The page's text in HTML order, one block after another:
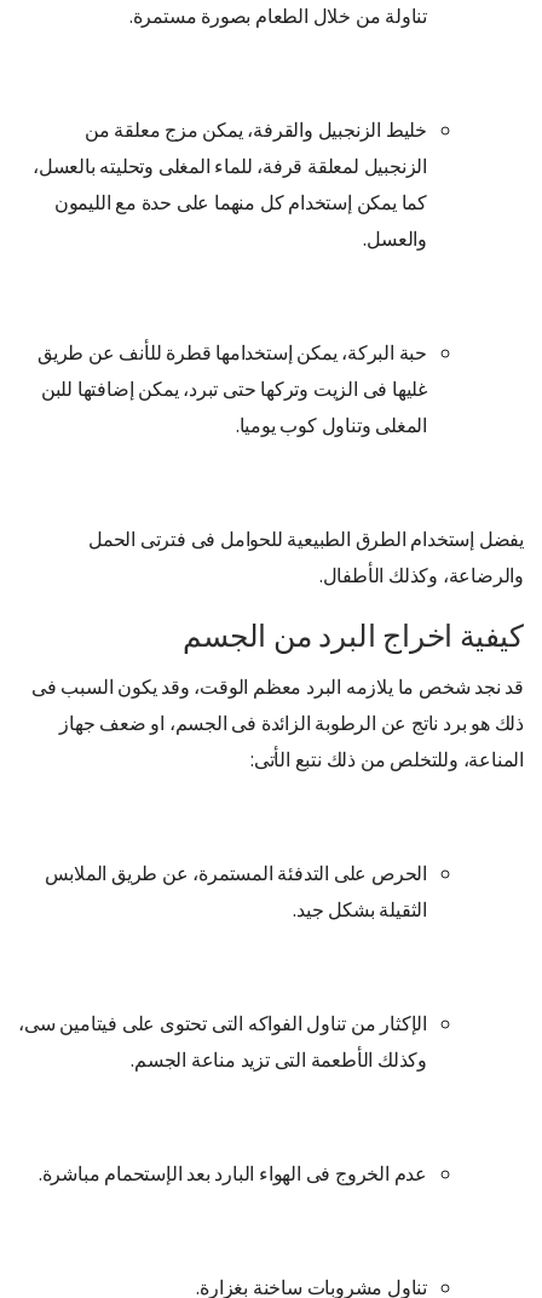
تناولة من خلال الطعام بصورة مستمرة.
خليط الزنجبيل والقرفة، يمكن مزج معلقة من
الزنجبيل لمعلقة قرفة، للماء المغلى وتحليته بالعسل،
كما يمكن إستخدام كل منهما على حدة مع الليمون
والعسل.
حبة البركة، يمكن إستخدامها قطرة للأنف عن طريق
غليها فى الزيت وتركها حتى تبرد، يمكن إضافتها للبن
المغلى وتناول كوب يوميا.
يفضل إستخدام الطرق الطبيعية للحوامل فى فترتى الحمل
والرضاعة، وكذلك الأطفال.
كيفية اخراج البرد من الجسم
قد نجد شخص ما يلازمه البرد معظم الوقت، وقد يكون السبب فى
ذلك هو برد ناتج عن الرطوبة الزائدة فى الجسم، او ضعف جهاز
المناعة، وللتخلص من ذلك نتبع الأتى:
الحرص على التدفئة المستمرة، عن طريق الملابس
الثقيلة بشكل جيد.
الإكثار من تناول الفواكه التى تحتوى على فيتامين سى،
وكذلك الأطعمة التى تزيد مناعة الجسم.
عدم الخروج فى الهواء البارد بعد الإستحمام مباشرة.
تناول مشروبات ساخنة بغزارة.